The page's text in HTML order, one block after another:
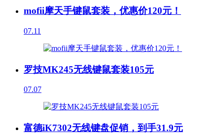
mofii摩天手键鼠套装，优惠价120元！
07.11
罗技MK245无线键鼠套装105元
07.07
富德iK7302无线键盘促销，到手31.9元